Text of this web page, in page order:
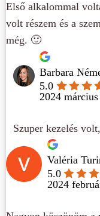
Első alkalommal
volt részem és a
még. 🙂
Barbara
5.0
2024 március
Szuper kezelés
Valéria
5.0
2024